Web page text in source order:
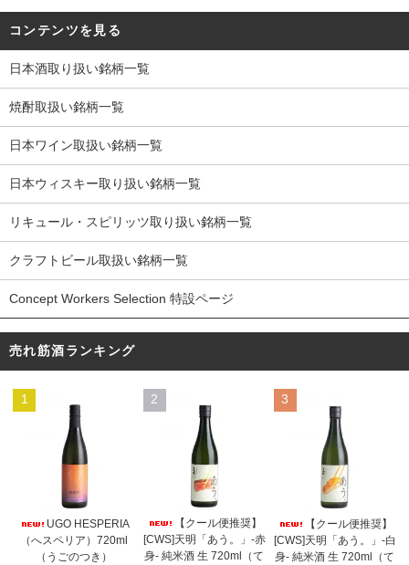
コンテンツを見る
日本酒取り扱い銘柄一覧
焼酎取扱い銘柄一覧
日本ワイン取扱い銘柄一覧
日本ウィスキー取り扱い銘柄一覧
リキュール・スピリッツ取り扱い銘柄一覧
クラフトビール取扱い銘柄一覧
Concept Workers Selection 特設ページ
売れ筋酒ランキング
1
UGO HESPERIA
（へスペリア）720ml
（うごのつき）
2
【クール便推奨】
[CWS]天明「あう。」-赤
身- 純米酒 生 720ml（て
3
【クール便推奨】
[CWS]天明「あう。」-白
身- 純米酒 生 720ml（て